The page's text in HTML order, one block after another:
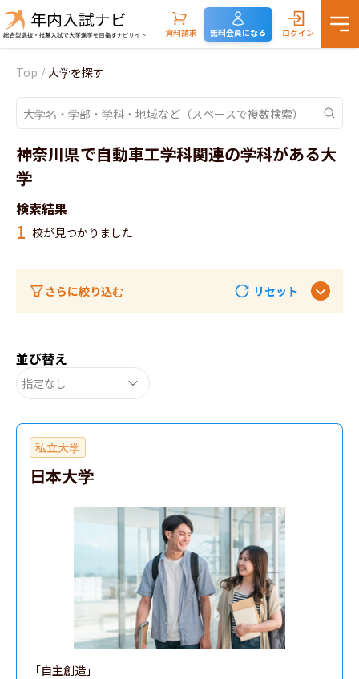
資料請求 無料会員になる ログイン
Top / 大学を探す
神奈川県で自動車工学科関連の学科がある大
学
検索結果
1 校が見つかりました
さらに絞り込む リセット
並び替え
指定なし
私立大学
日本大学
「自主創造」